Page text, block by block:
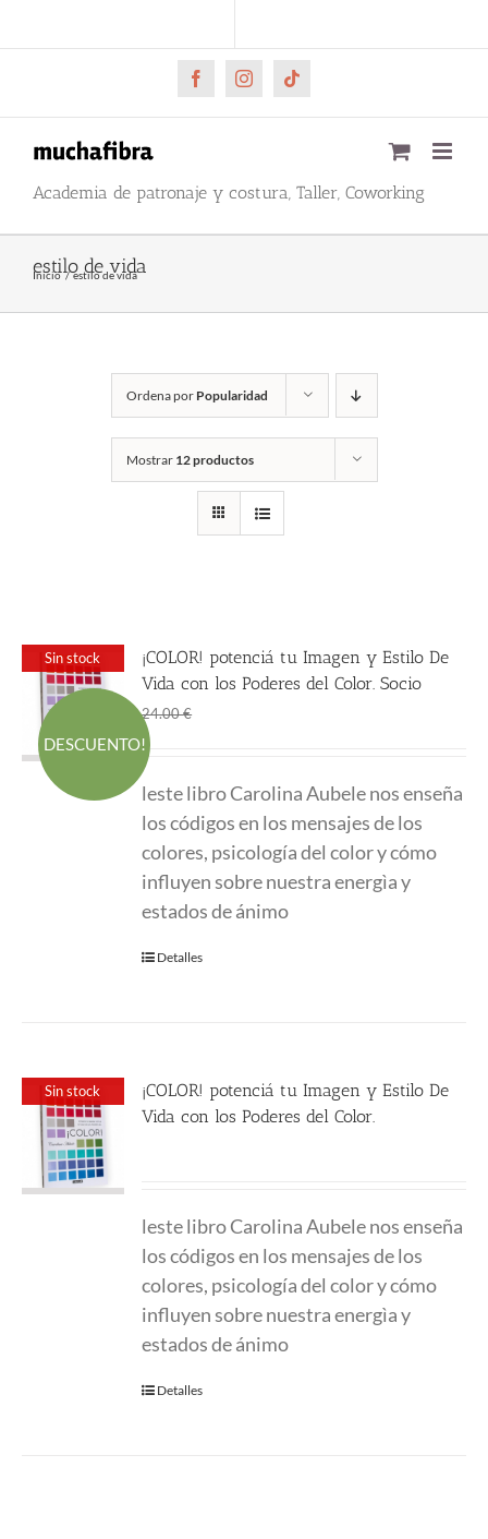
al
FacebookInstagramTiktok
Academia de patronaje y costura, Taller, Coworking
estilo de vida
Inicio estilo de vida
Ordena por Popularidad
Mostrar 12 productos
Sin stock
DESCUENTO!
¡COLOR! potenciá tu Imagen y Estilo De
Vida con los Poderes del Color. Socio
24.00€
era:
24.00 €.
es:
18.00 €.
leste libro Carolina Aubele nos enseña
los códigos en los mensajes de los
colores, psicología del color y cómo
influyen sobre nuestra energìa y
estados de ánimo
Detalles
Sin stock
¡COLOR! potenciá tu Imagen y Estilo De
Vida con los Poderes del Color.
leste libro Carolina Aubele nos enseña
los códigos en los mensajes de los
colores, psicología del color y cómo
influyen sobre nuestra energìa y
estados de ánimo
Detalles